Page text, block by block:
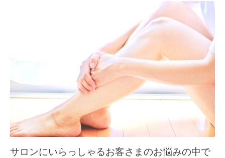
サロンにいらっしゃるお客さまのお悩みの中で